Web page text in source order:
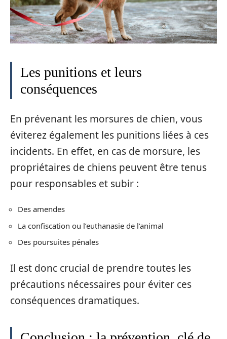
Les punitions et leurs
conséquences
En prévenant les morsures de chien, vous
éviterez également les punitions liées à ces
incidents. En effet, en cas de morsure, les
propriétaires de chiens peuvent être tenus
pour responsables et subir :
Des amendes
La confiscation ou l’euthanasie de l’animal
Des poursuites pénales
Il est donc crucial de prendre toutes les
précautions nécessaires pour éviter ces
conséquences dramatiques.